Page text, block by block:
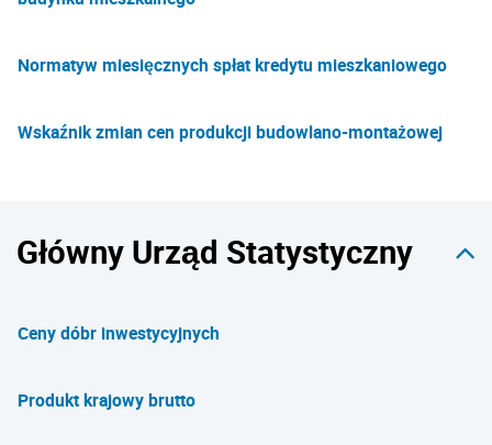
Normatyw miesięcznych spłat kredytu mieszkaniowego
Wskaźnik zmian cen produkcji budowlano-montażowej
Główny Urząd Statystyczny
Ceny dóbr inwestycyjnych
Produkt krajowy brutto